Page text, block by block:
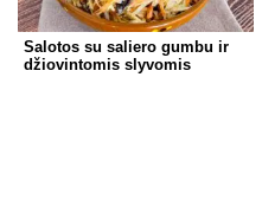
Salotos su saliero gumbu ir
džiovintomis slyvomis